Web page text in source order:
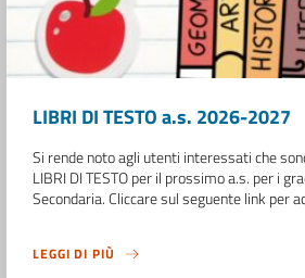
LIBRI DI TESTO a.s. 2026-2027
Si rende noto agli utenti interessati che
LIBRI DI TESTO per il prossimo a.s. per i
Secondaria. Cliccare sul seguente link per
LEGGI DI PIÙ